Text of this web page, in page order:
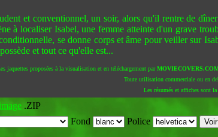
et conventionnel, un soir, alors qu'il rentre de
à localiser Isabel, une femme atteinte d'un grave
se donne corps et âme pour veiller sur
et tout ce qu'elle est...
jaquettes proposées à la visualisation et en téléchargement par
Toute utilisation commerciale ou en
Les résumés et affiches sont
.ZIP
Fond Police